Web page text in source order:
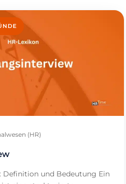
(HR)
Definition und Bedeutung Ein